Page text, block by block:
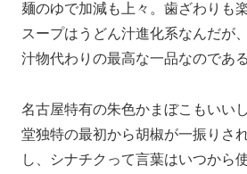
麺のゆで加減も上々。歯ざわりも
スープはうどん汁進化系なんだが
汁物代わりの最高な一品なのである
名古屋特有の朱色かまぼこもいい
堂独特の最初から胡椒が一振りさ
し、シナチクって言葉はいつから